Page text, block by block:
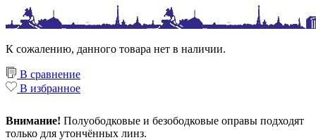
К сожалению, данного товара нет в наличии.
В сравнение
В избранное
Внимание! Полуободковые и безободковые оправы подходят
только для утончённых линз.